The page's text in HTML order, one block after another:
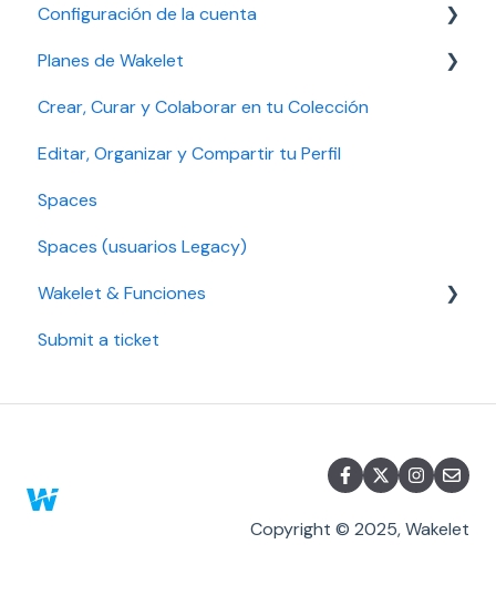
Managing a Group
Setting up your account
Troubleshooting
Account security
Bookmarks
Community
Configuración de la cuenta
Solución de problemas
Gestionar tu cuenta
Seguridad de la cuenta
Configuración de accesibilidad
Planes de Wakelet
Gestión de plan, pago y facturación
Solución de problemas
Educación Pro y Empresa Pro
Plan Legacy
Individual y Plan Individual Pro
Crear, Curar y Colaborar en tu Colección
Editar, Organizar y Compartir tu Perfil
Spaces
Spaces (usuarios Legacy)
Wakelet & Funciones
Marcadores
Submit a ticket
Copyright © 2025, Wakelet